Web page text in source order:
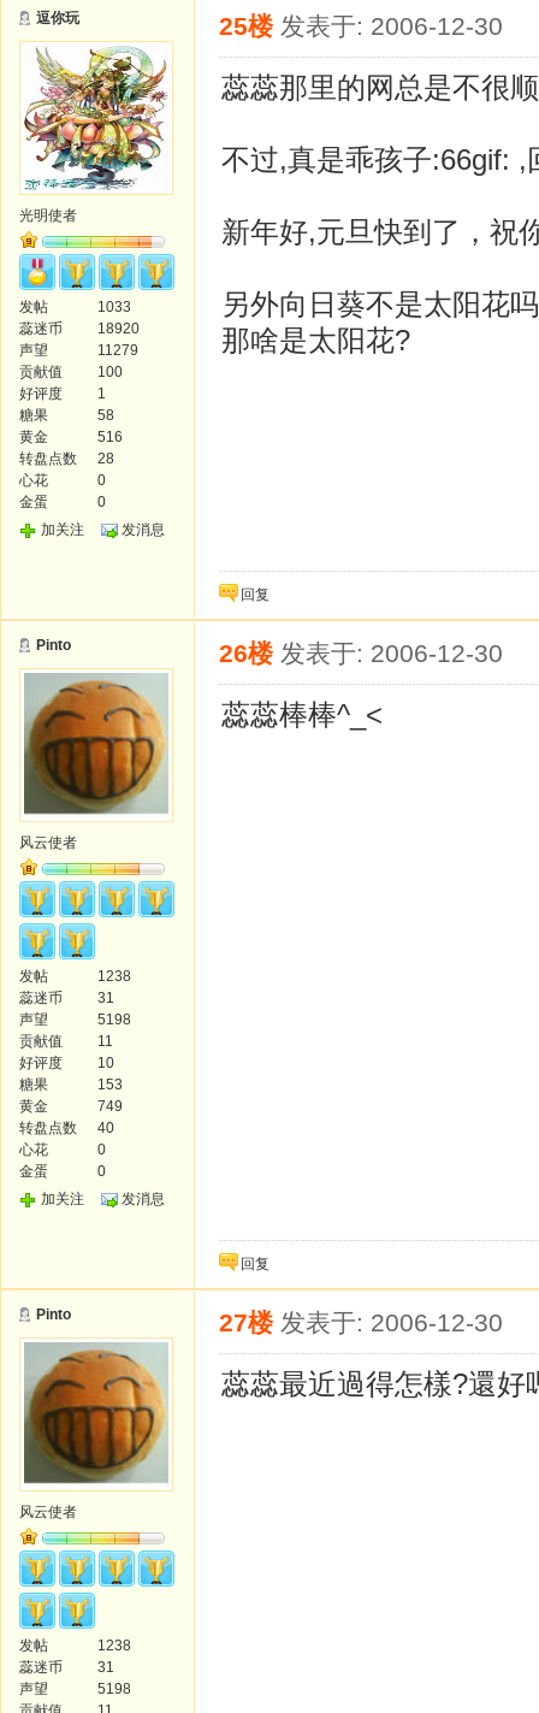
逗你玩
光明使者
发帖
1033
蕊迷币
18920
声望
11279
贡献值
100
好评度
1
糖果
58
黄金
516
转盘点数
28
心花
0
金蛋
0
加关注
发消息
25楼 发表于: 2006-12-30
蕊蕊那里的网总是不很
不过,真是乖孩子:66gif:
新年好,元旦快到了，祝
另外向日葵不是太阳花
那啥是太阳花?
回复
Pinto
风云使者
发帖
1238
蕊迷币
31
声望
5198
贡献值
11
好评度
10
糖果
153
黄金
749
转盘点数
40
心花
0
金蛋
0
加关注
发消息
26楼 发表于: 2006-12-30
蕊蕊棒棒^_<
回复
Pinto
风云使者
发帖
1238
蕊迷币
31
声望
5198
27楼 发表于: 2006-12-30
蕊蕊最近過得怎樣?還好